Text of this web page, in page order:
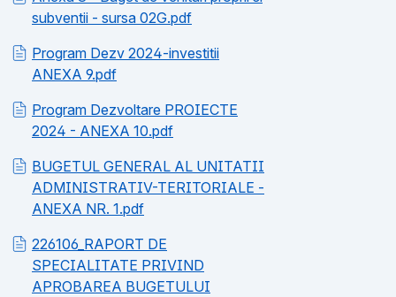
subventii - sursa 02G.pdf
Program Dezv 2024-investitii
ANEXA 9.pdf
Program Dezvoltare PROIECTE
2024 - ANEXA 10.pdf
BUGETUL GENERAL AL UNITATII
ADMINISTRATIV-TERITORIALE -
ANEXA NR. 1.pdf
226106_RAPORT DE
SPECIALITATE PRIVIND
APROBAREA BUGETULUI